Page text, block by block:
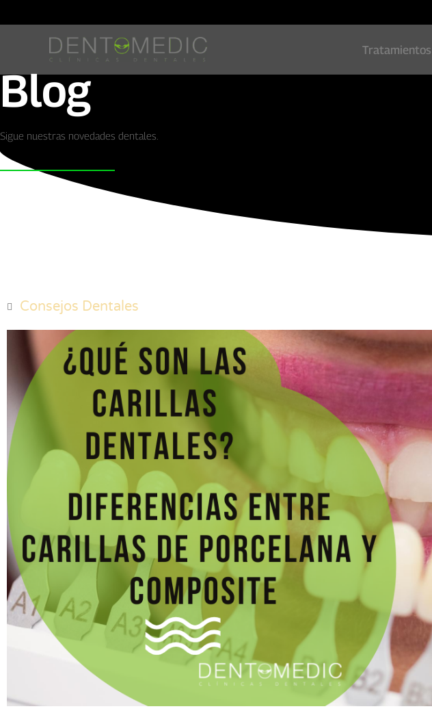
Blog
Sigue nuestras novedades dentales.
Consejos Dentales